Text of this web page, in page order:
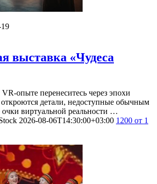
выставка «Чудеса
опыте перенеситесь через эпохи
детали, недоступные обычным
очки виртуальной реальности …
2026-08-06T14:30:00+03:00 1200 от 1